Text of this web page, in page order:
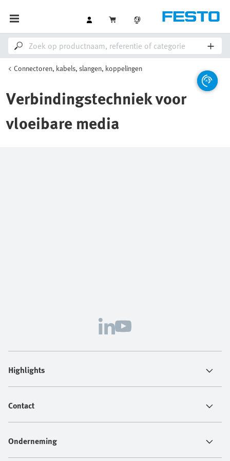
Connectoren, kabels, slangen, koppelingen
Verbindingstechniek voor
vloeibare media
Highlights
Contact
Onderneming